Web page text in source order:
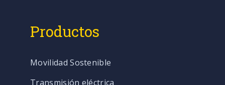
Productos
Movilidad Sostenible
Transmisión eléctrica